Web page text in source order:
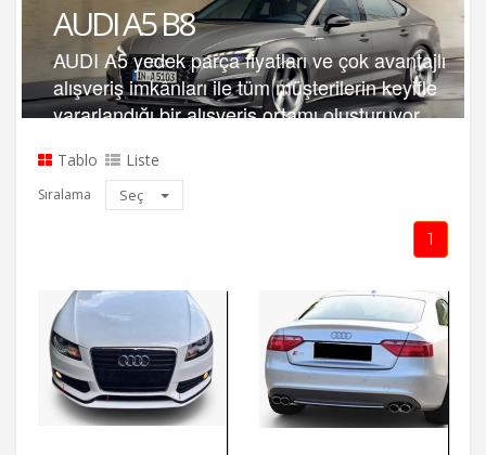
AUDI A5 B8
AUDI A5 yedek parça fiyatları ve çok avantajlı
alışveriş imkânları ile tüm müşterilerin keyifle
yararlandığı bir alışveriş ortamı oluşturuyor.
Tablo Liste
Sıralama Seç
1